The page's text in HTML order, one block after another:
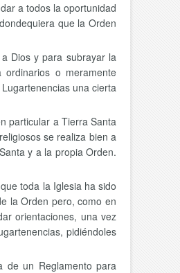
a todos la oportunidad
que la Orden
Dios y para subrayar la
o meramente
una cierta
particular a Tierra Santa
se realiza bien a
y a la propia Orden.
toda la Iglesia ha sido
la Orden pero, como en
orientaciones, una vez
pidiéndoles
de un Reglamento para